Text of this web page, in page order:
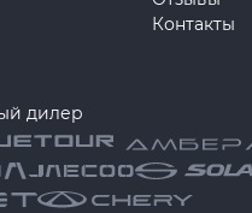
Контакты
дилер